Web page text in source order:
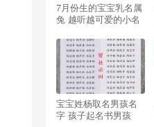
7月份生的宝宝乳名属
兔 越听越可爱的小名
宝宝姓杨取名男孩名
字 孩子起名书男孩